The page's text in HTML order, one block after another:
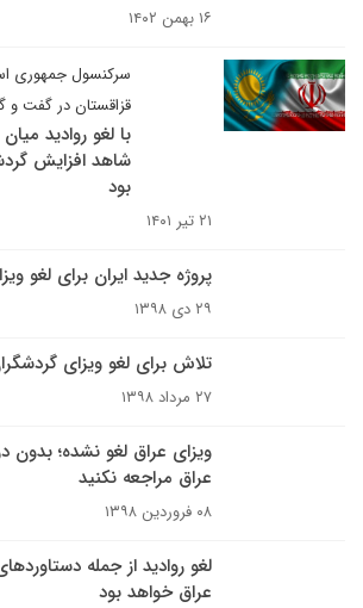
۱۶ بهمن ۱۴۰۲
سرکنسول جمهوری
قزاقستان در گفت و
با لغو روادید
شاهد افزایش
بود
۲۱ تیر ۱۴۰۱
پروژه جدید ایران برای لغو
۲۹ دی ۱۳۹۸
تلاش برای لغو ویزای
۲۷ مرداد ۱۳۹۸
ویزای عراق لغو نشده؛ بدون
عراق مراجعه نکنید
۰۸ فروردین ۱۳۹۸
لغو روادید از جمله
عراق خواهد بود